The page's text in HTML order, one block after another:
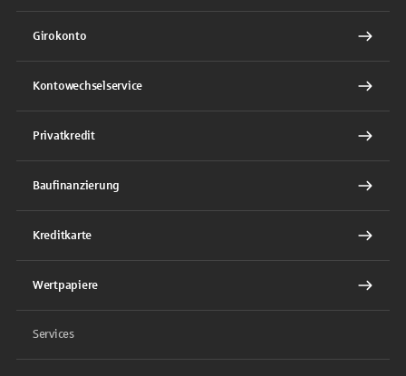
Girokonto
Kontowechselservice
Privatkredit
Baufinanzierung
Kreditkarte
Wertpapiere
Services